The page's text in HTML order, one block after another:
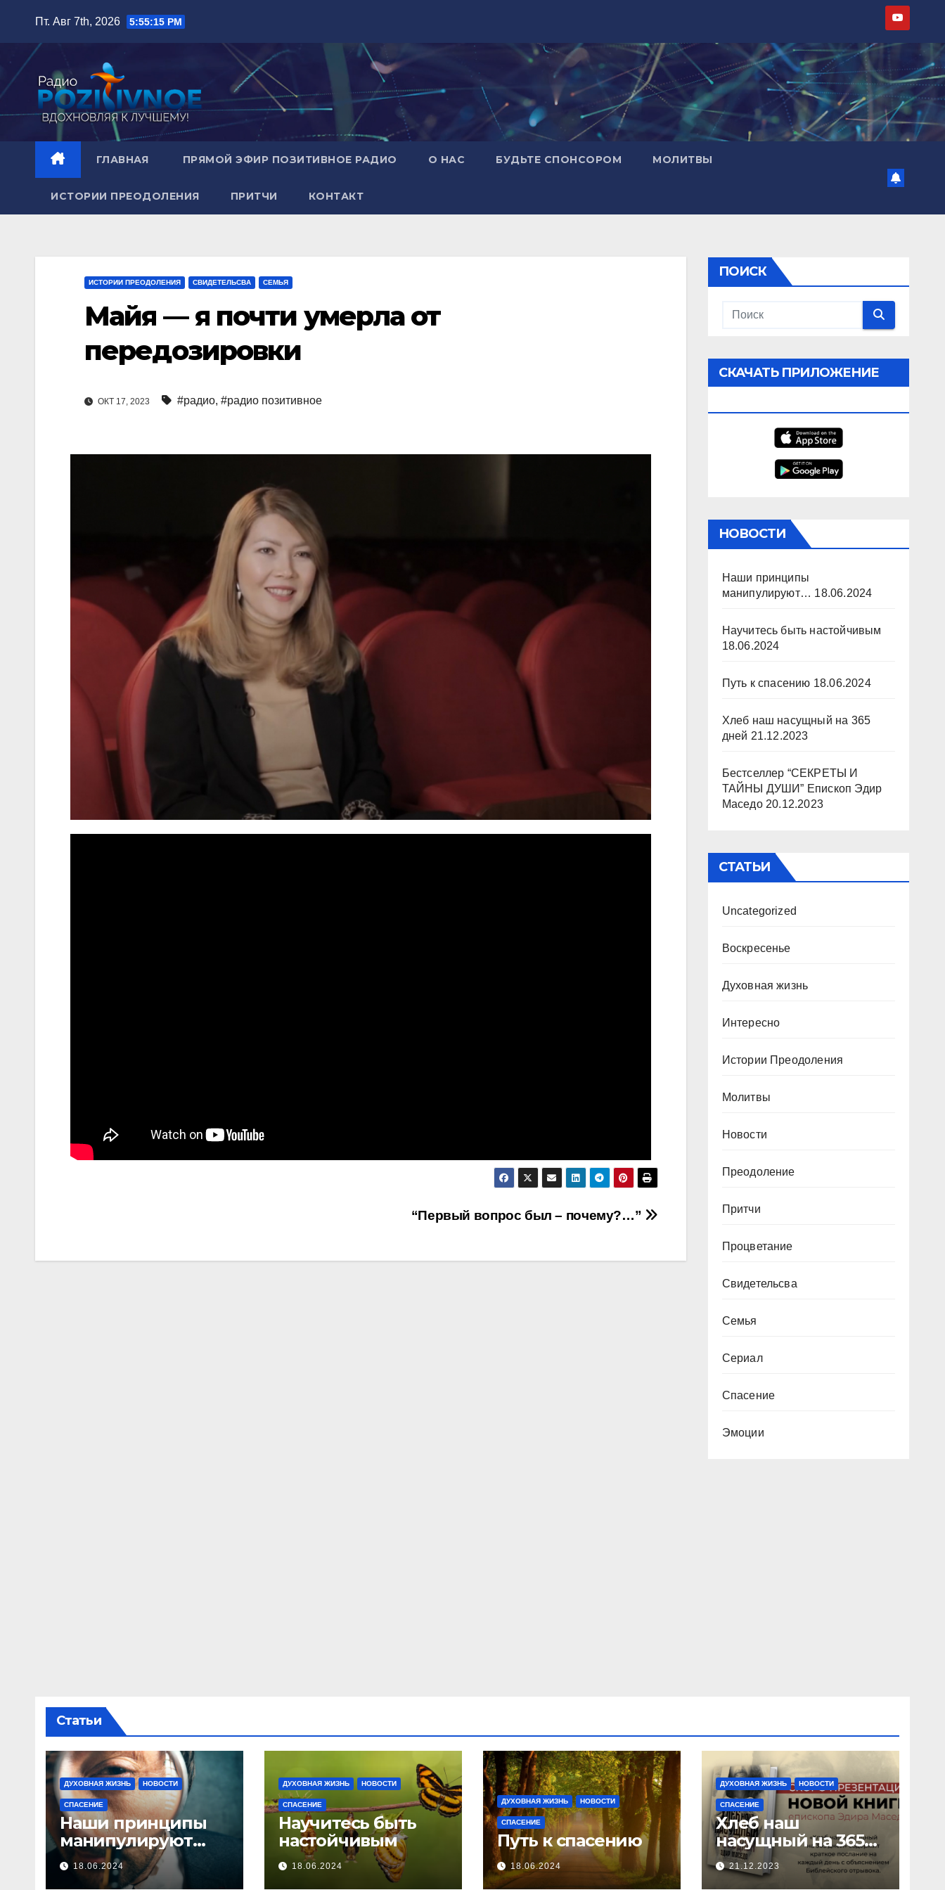
Пт. Авг 7th, 2026 5:55:16 PM
ГЛАВНАЯ ПРЯМОЙ ЭФИР ПОЗИТИВНОЕ РАДИО О НАС БУДЬТЕ СПОНСОРОМ МОЛИТВЫ
ИСТОРИИ ПРЕОДОЛЕНИЯ ПРИТЧИ КОНТАКТ
ИСТОРИИ ПРЕОДОЛЕНИЯ СВИДЕТЕЛЬСВА СЕМЬЯ
Майя — я почти умерла от
передозировки
ОКТ 17, 2023 #радио, #радио позитивное
“Первый вопрос был – почему?…”
ПОИСК
СКАЧАТЬ ПРИЛОЖЕНИЕ
НОВОСТИ
Наши принципы
манипулируют… 18.06.2024
Научитесь быть настойчивым
18.06.2024
Путь к спасению 18.06.2024
Хлеб наш насущный на 365
дней 21.12.2023
Бестселлер “СЕКРЕТЫ И
ТАЙНЫ ДУШИ” Епископ Эдир
Маседо 20.12.2023
СТАТЬИ
Uncategorized
Воскресенье
Духовная жизнь
Интересно
Истории Преодоления
Молитвы
Новости
Преодоление
Притчи
Процветание
Свидетельсва
Семья
Сериал
Спасение
Эмоции
Статьи
ДУХОВНАЯ ЖИЗНЬ НОВОСТИ
СПАСЕНИЕ
Наши принципы
манипулируют…
18.06.2024
ДУХОВНАЯ ЖИЗНЬ НОВОСТИ
СПАСЕНИЕ
Научитесь быть
настойчивым
18.06.2024
ДУХОВНАЯ ЖИЗНЬ НОВОСТИ
СПАСЕНИЕ
Путь к спасению
18.06.2024
ДУХОВНАЯ ЖИЗНЬ НОВОСТИ
СПАСЕНИЕ
Хлеб наш
насущный на 365
дней
21.12.2023